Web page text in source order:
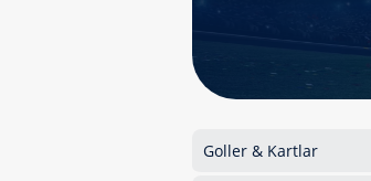
Goller & Kartlar